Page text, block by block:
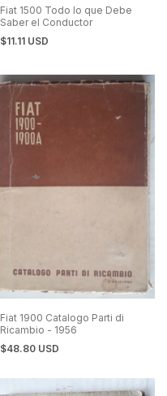
Fiat 1500 Todo lo que Debe
Saber el Conductor
$11.11 USD
Fiat 1900 Catalogo Parti di
Ricambio - 1956
$48.80 USD